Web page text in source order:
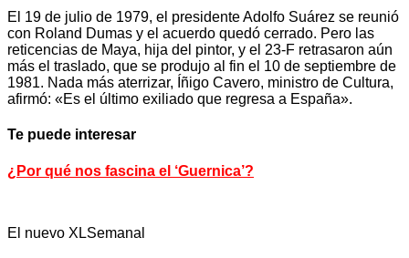
El 19 de julio de 1979, el presidente Adolfo Suárez se reunió
con Roland Dumas y el acuerdo quedó cerrado. Pero las
reticencias de Maya, hija del pintor, y el 23-F retrasaron aún
más el traslado, que se produjo al fin el 10 de septiembre de
1981. Nada más aterrizar, Íñigo Cavero, ministro de Cultura,
afirmó: «Es el último exiliado que regresa a España».
Te puede interesar
¿Por qué nos fascina el ‘Guernica’?
El nuevo XLSemanal